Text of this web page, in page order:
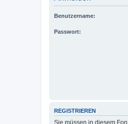
Benutzername:
Passwort:
REGISTRIEREN